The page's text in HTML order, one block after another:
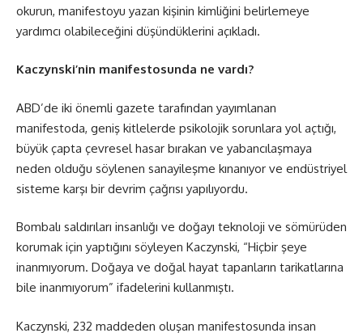
okurun, manifestoyu yazan kişinin kimliğini belirlemeye
yardımcı olabileceğini düşündüklerini açıkladı.
Kaczynski’nin manifestosunda ne vardı?
ABD’de iki önemli gazete tarafından yayımlanan
manifestoda, geniş kitlelerde psikolojik sorunlara yol açtığı,
büyük çapta çevresel hasar bırakan ve yabancılaşmaya
neden olduğu söylenen sanayileşme kınanıyor ve endüstriyel
sisteme karşı bir devrim çağrısı yapılıyordu.
Bombalı saldırıları insanlığı ve doğayı teknoloji ve sömürüden
korumak için yaptığını söyleyen Kaczynski, “Hiçbir şeye
inanmıyorum. Doğaya ve doğal hayat tapanların tarikatlarına
bile inanmıyorum” ifadelerini kullanmıştı.
Kaczynski, 232 maddeden oluşan manifestosunda insan